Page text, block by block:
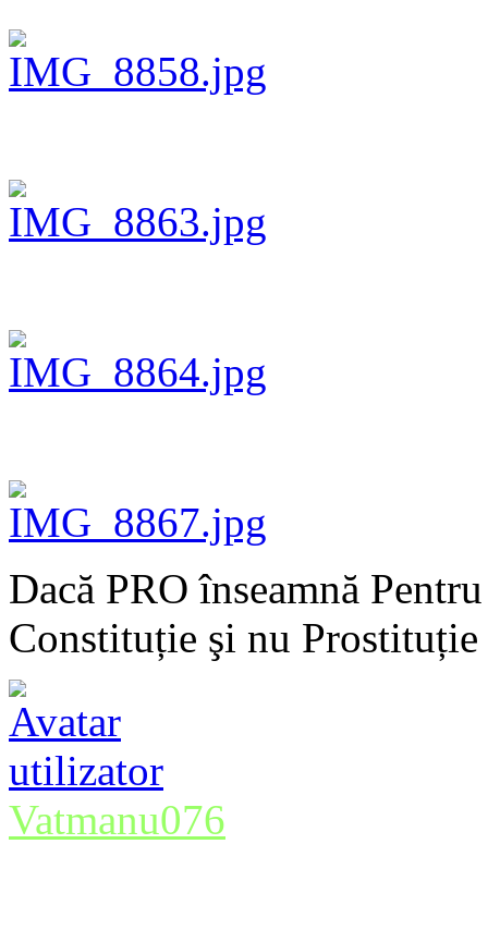
Dacă PRO înseamnă
Constituție şi nu Prostituție
Vatmanu076